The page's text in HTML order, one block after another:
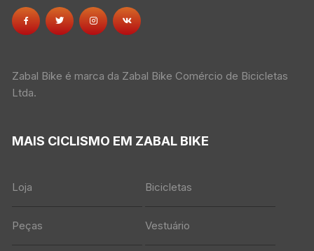
Zabal Bike é marca da Zabal Bike Comércio de Bicicletas
Ltda.
MAIS CICLISMO EM ZABAL BIKE
Loja Bicicletas
Peças Vestuário